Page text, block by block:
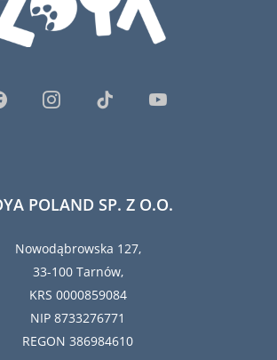
POLAND SP. Z O.O.
Nowodąbrowska 127,
33-100 Tarnów,
KRS 0000859084
NIP 8733276771
REGON 386984610